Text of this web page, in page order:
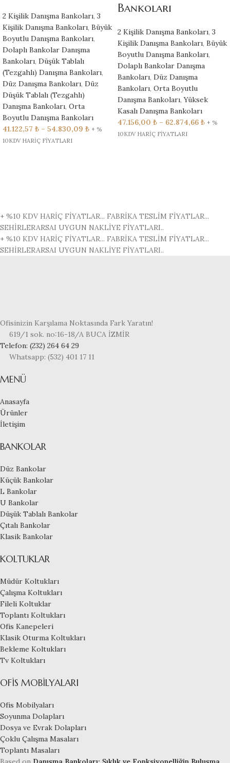
2 Kişilik Danışma Bankoları, 3
Kişilik Danışma Bankoları, Büyük
Boyutlu Danışma Bankoları,
Dolaplı Bankolar Danışma
Bankoları, Düşük Tablalı
(Tezgahlı) Danışma Bankoları,
Düz Danışma Bankoları, Düz
Düşük Tablalı (Tezgahlı)
Danışma Bankoları, Orta
Boyutlu Danışma Bankoları
41.122,57 ₺ – 54.830,09 ₺ + %
10KDV HARİÇ FİYATLARI
Bankoları
2 Kişilik Danışma Bankoları, 3
Kişilik Danışma Bankoları, Büyük
Boyutlu Danışma Bankoları,
Dolaplı Bankolar Danışma
Bankoları, Düz Danışma
Bankoları, Orta Boyutlu
Danışma Bankoları, Yüksek
Kasalı Danışma Bankoları
47.156,00 ₺ – 62.874,66 ₺ + %
10KDV HARİÇ FİYATLARI
+ %10 KDV HARİÇ FİYATLAR... FABRİKA TESLİM FİYATLAR...
SEHİRLERARSAI UYGUN NAKLİYE FİYATLARI..
+ %10 KDV HARİÇ FİYATLAR... FABRİKA TESLİM FİYATLAR...
SEHİRLERARSAI UYGUN NAKLİYE FİYATLARI..
Ofisinizin Karşılama Noktasında Fark Yaratın!
619/1 sok. no:16-18/A BUCA İZMİR
Telefon: (232) 264 64 29
Whatsapp: (532) 401 17 11
MENÜ
Anasayfa
Ürünler
İletişim
BANKOLAR
Düz Bankolar
Küçük Bankolar
L Bankolar
U Bankolar
Düşük Tablalı Bankolar
Çıtalı Bankolar
Klasik Bankolar
KOLTUKLAR
Müdür Koltukları
Çalışma Koltukları
Fileli Koltuklar
Toplantı Koltukları
Ofis Kanepeleri
Klasik Oturma Koltukları
Bekleme Koltukları
Tv Koltukları
OFIS MOBILYALARI
Ofis Mobilyaları
Soyunma Dolapları
Dosya ve Evrak Dolapları
Çoklu Çalışma Masaları
Toplantı Masaları